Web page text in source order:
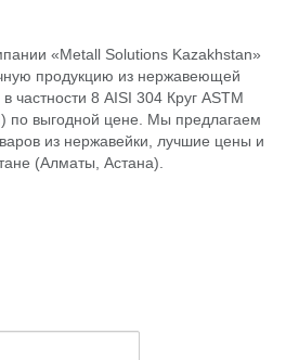
«Metall Solutions Kazakhstan»
продукцию из нержавеющей
частности 8 AISI 304 Круг ASTM
по выгодной цене. Мы предлагаем
из нержавейки, лучшие цены и
(Алматы, Астана).